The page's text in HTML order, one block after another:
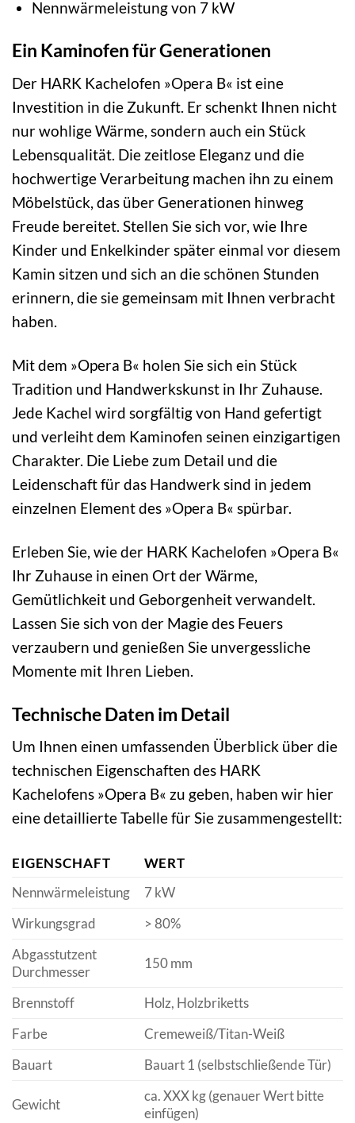
Nennwärmeleistung von 7 kW
Ein Kaminofen für Generationen
Der HARK Kachelofen »Opera B« ist eine
Investition in die Zukunft. Er schenkt Ihnen nicht
nur wohlige Wärme, sondern auch ein Stück
Lebensqualität. Die zeitlose Eleganz und die
hochwertige Verarbeitung machen ihn zu einem
Möbelstück, das über Generationen hinweg
Freude bereitet. Stellen Sie sich vor, wie Ihre
Kinder und Enkelkinder später einmal vor diesem
Kamin sitzen und sich an die schönen Stunden
erinnern, die sie gemeinsam mit Ihnen verbracht
haben.
Mit dem »Opera B« holen Sie sich ein Stück
Tradition und Handwerkskunst in Ihr Zuhause.
Jede Kachel wird sorgfältig von Hand gefertigt
und verleiht dem Kaminofen seinen einzigartigen
Charakter. Die Liebe zum Detail und die
Leidenschaft für das Handwerk sind in jedem
einzelnen Element des »Opera B« spürbar.
Erleben Sie, wie der HARK Kachelofen »Opera B«
Ihr Zuhause in einen Ort der Wärme,
Gemütlichkeit und Geborgenheit verwandelt.
Lassen Sie sich von der Magie des Feuers
verzaubern und genießen Sie unvergessliche
Momente mit Ihren Lieben.
Technische Daten im Detail
Um Ihnen einen umfassenden Überblick über die
technischen Eigenschaften des HARK
Kachelofens »Opera B« zu geben, haben wir hier
eine detaillierte Tabelle für Sie zusammengestellt:
EIGENSCHAFT
WERT
Nennwärmeleistung
7 kW
Wirkungsgrad
> 80%
Abgasstutzent
Durchmesser
150 mm
Brennstoff
Holz, Holzbriketts
Farbe
Cremeweiß/Titan-Weiß
Bauart
Bauart 1 (selbstschließende Tür)
Gewicht
ca. XXX kg (genauer Wert bitte
einfügen)